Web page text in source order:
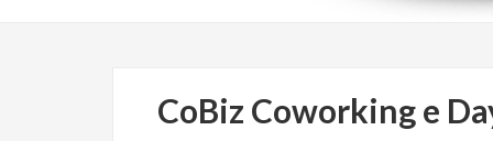
CoBiz Coworking e